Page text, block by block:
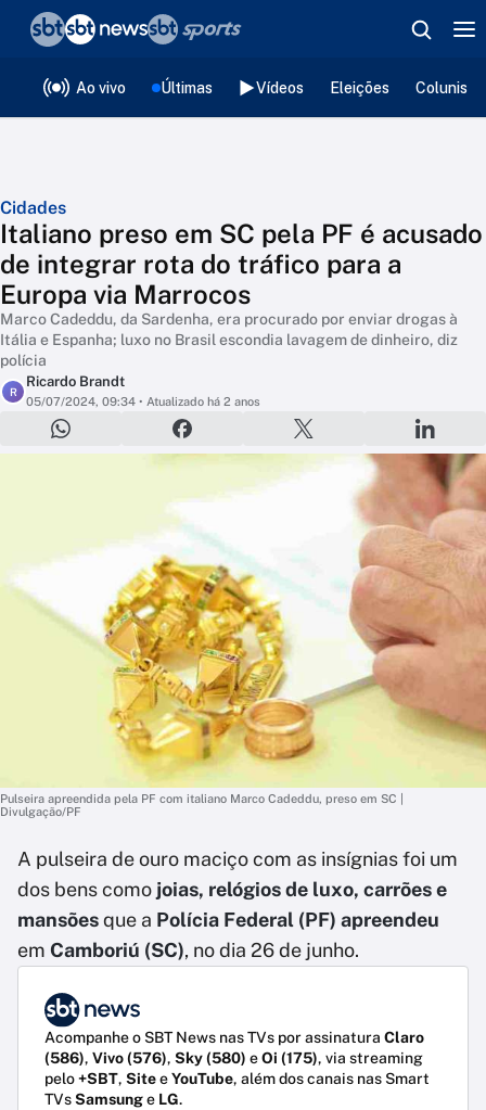
Ao vivo Últimas Vídeos Eleições
Cidades
Italiano preso em SC pela PF é acusado
de integrar rota do tráfico para a
Europa via Marrocos
Marco Cadeddu, da Sardenha, era procurado por enviar drogas à
Itália e Espanha; luxo no Brasil escondia lavagem de dinheiro, diz
polícia
R
Ricardo Brandt
05/07/2024, 09:34 • Atualizado há 2 anos
Pulseira apreendida pela PF com italiano Marco Cadeddu, preso em SC |
Divulgação/PF
A pulseira de ouro maciço com as insígnias foi um
dos bens como joias, relógios de luxo, carrões e
mansõesque a Polícia Federal (PF) apreendeu
em Camboriú (SC), no dia 26 de junho.
Acompanhe o SBT News nas TVs por assinatura Claro
(586), Vivo (576), Sky (580) eOi (175), via streaming
pelo+SBT, SiteeYouTube, além dos canais nas Smart
TVsSamsunge LG.
❮voltar
Editorias